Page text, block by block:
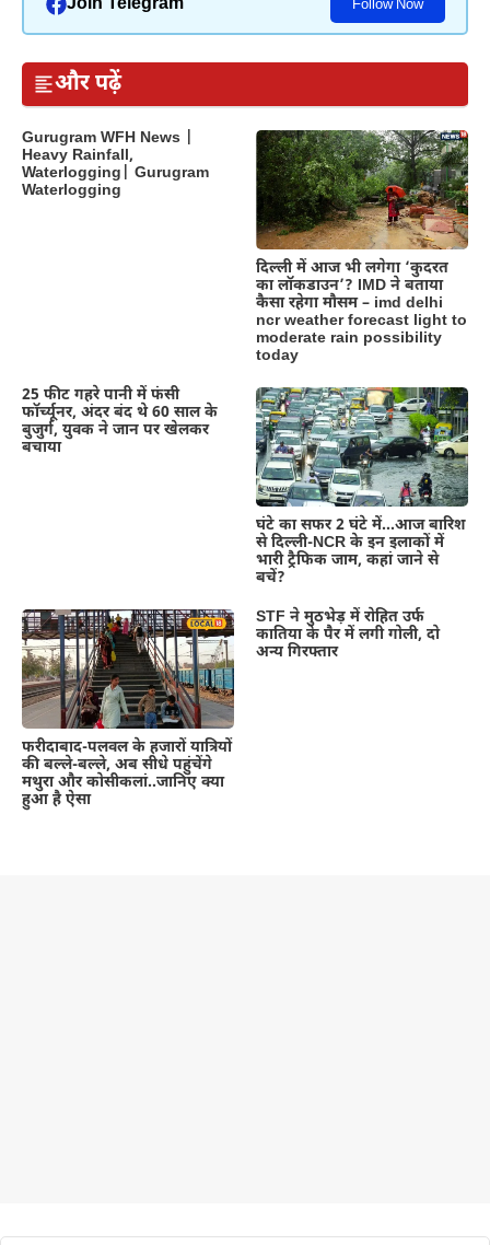
Follow Now
और पढ़ें
Gurugram WFH News |
Heavy Rainfall,
Waterlogging| Gurugram
Waterlogging
दिल्‍ली में आज भी लगेगा ‘कुदरत
का लॉकडाउन’? IMD ने बताया
कैसा रहेगा मौसम – imd delhi
ncr weather forecast light to
moderate rain possibility
today
25 फीट गहरे पानी में फंसी
फॉर्च्यूनर, अंदर बंद थे 60 साल के
बुजुर्ग, युवक ने जान पर खेलकर
बचाया
घंटे का सफर 2 घंटे में…आज बारिश
से दिल्ली-NCR के इन इलाकों में
भारी ट्रैफिक जाम, कहां जाने से
बचें?
फरीदाबाद-पलवल के हजारों यात्रियों
की बल्ले-बल्ले, अब सीधे पहुंचेंगे
मथुरा और कोसीकलां..जानिए क्या
हुआ है ऐसा
STF ने मुठभेड़ में रोहित उर्फ
कातिया के पैर में लगी गोली, दो
अन्य गिरफ्तार